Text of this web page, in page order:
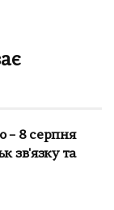
– 8 серпня
зв'язку та